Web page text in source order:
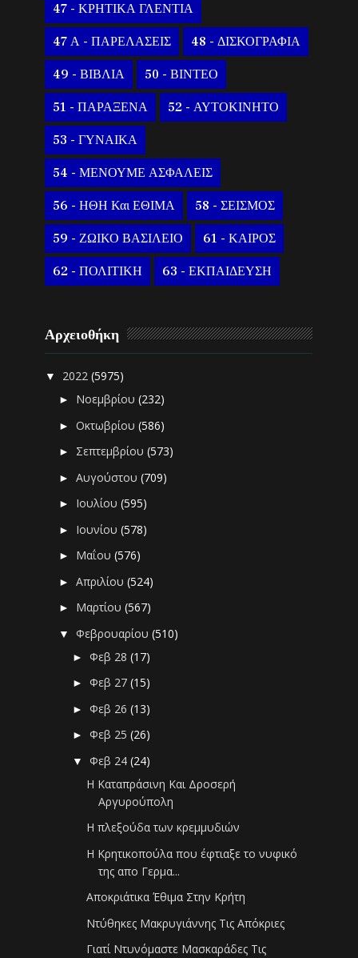
47 - ΚΡΗΤΙΚΑ ΓΛΕΝΤΙΑ
47 Α - ΠΑΡΕΛΑΣΕΙΣ 48 - ΔΙΣΚΟΓΡΑΦΙΑ
49 - ΒΙΒΛΙΑ 50 - ΒΙΝΤΕΟ
51 - ΠΑΡΑΞΕΝΑ 52 - ΑΥΤΟΚΙΝΗΤΟ
53 - ΓΥΝΑΙΚΑ
54 - ΜΕΝΟΥΜΕ ΑΣΦΑΛΕΙΣ
56 - ΗΘΗ Και ΕΘΙΜΑ 58 - ΣΕΙΣΜΟΣ
59 - ΖΩΙΚΟ ΒΑΣΙΛΕΙΟ 61 - ΚΑΙΡΟΣ
62 - ΠΟΛΙΤΙΚΗ 63 - ΕΚΠΑΙΔΕΥΣΗ
Αρχειοθήκη
▼ 2022(5975)
► Νοεμβρίου(232)
►Οκτωβρίου(586)
► Σεπτεμβρίου(573)
►Αυγούστου(709)
► Ιουλίου(595)
► Ιουνίου(578)
► Μαΐου(576)
►Απριλίου(524)
► Μαρτίου(567)
▼Φεβρουαρίου(510)
►Φεβ 28(17)
►Φεβ 27(15)
►Φεβ 26(13)
►Φεβ 25(26)
▼Φεβ 24(24)
Η Καταπράσινη Και Δροσερή
Αργυρούπολη
Η πλεξούδα των κρεμμυδιών
Η Κρητικοπούλα που έφτιαξε το νυφικό
της απο Γερμα...
Αποκριάτικα Έθιμα Στην Κρήτη
Ντύθηκες Μακρυγιάννης Τις Απόκριες
Γιατί Ντυνόμαστε Μασκαράδες Τις